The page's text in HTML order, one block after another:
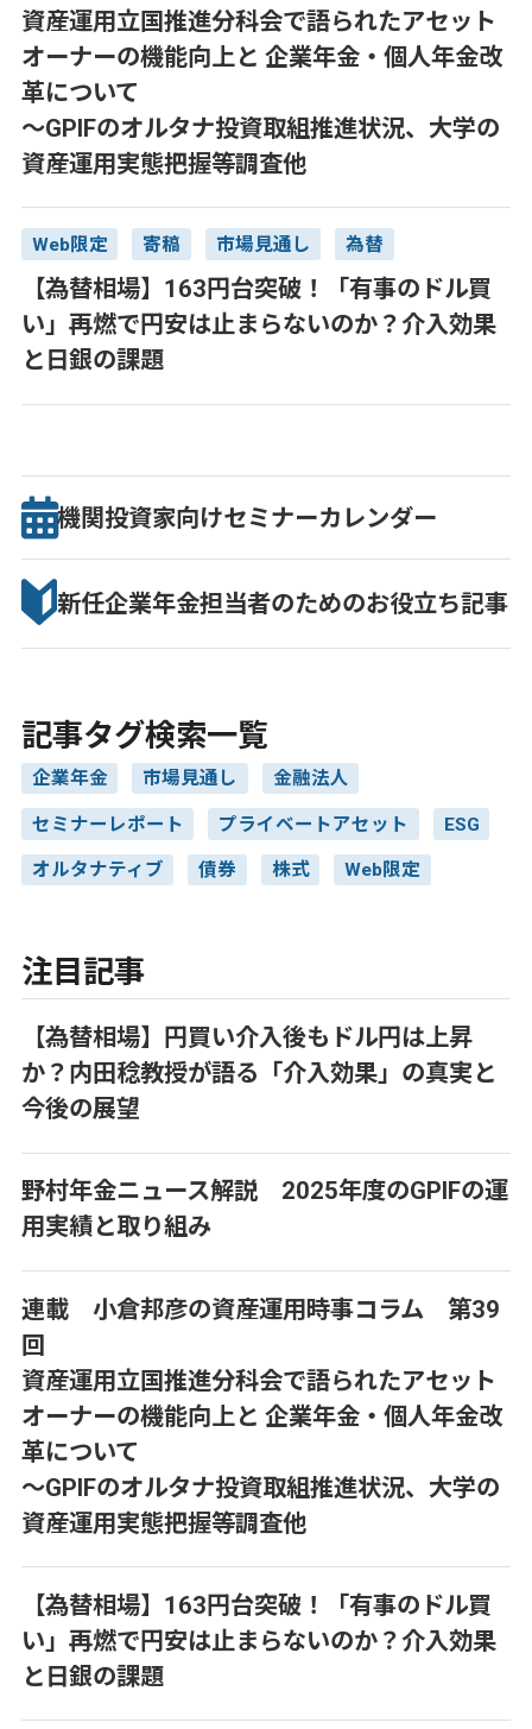
資産運用立国推進分科会で語られたアセット
オーナーの機能向上と 企業年金・個人年金改
革について
～GPIFのオルタナ投資取組推進状況、大学の
資産運用実態把握等調査他
Web限定 寄稿 市場見通し 為替
【為替相場】163円台突破！「有事のドル買
い」再燃で円安は止まらないのか？介入効果
と日銀の課題
機関投資家向けセミナーカレンダー
新任企業年金担当者のためのお役立ち記事
記事タグ検索一覧
企業年金 市場見通し 金融法人
セミナーレポート プライベートアセット ESG
オルタナティブ 債券 株式 Web限定
注目記事
【為替相場】円買い介入後もドル円は上昇
か？内田稔教授が語る「介入効果」の真実と
今後の展望
野村年金ニュース解説 2025年度のGPIFの運
用実績と取り組み
連載 小倉邦彦の資産運用時事コラム 第39
回
資産運用立国推進分科会で語られたアセット
オーナーの機能向上と 企業年金・個人年金改
革について
～GPIFのオルタナ投資取組推進状況、大学の
資産運用実態把握等調査他
【為替相場】163円台突破！「有事のドル買
い」再燃で円安は止まらないのか？介入効果
と日銀の課題